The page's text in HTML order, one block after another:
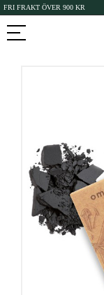
FRI FRAKT ÖVER 900 KR